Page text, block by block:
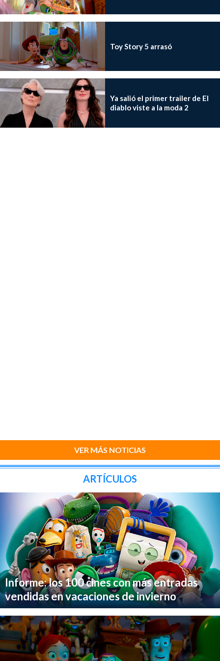
Toy Story 5 arrasó
Ya salió el primer trailer de El
diablo viste a la moda 2
VER MÁS NOTICIAS
ARTÍCULOS
Informe: los 100 cines con más entradas
vendidas en vacaciones de invierno